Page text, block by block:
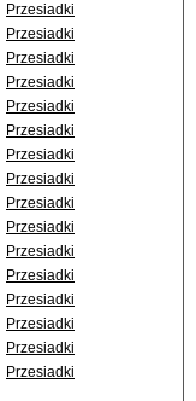
Przesiadki
Przesiadki
Przesiadki
Przesiadki
Przesiadki
Przesiadki
Przesiadki
Przesiadki
Przesiadki
Przesiadki
Przesiadki
Przesiadki
Przesiadki
Przesiadki
Przesiadki
Przesiadki